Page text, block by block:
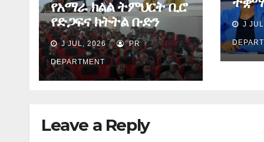
የአማራ ክልል ትምህርት ቢሮ
የድጋፍና ክትትል ቡድን
የማጠቃለያ ግብረ መልስ ሰጠ
J JUL, 2026 PR
DEPARTMENT
J
Leave a Reply